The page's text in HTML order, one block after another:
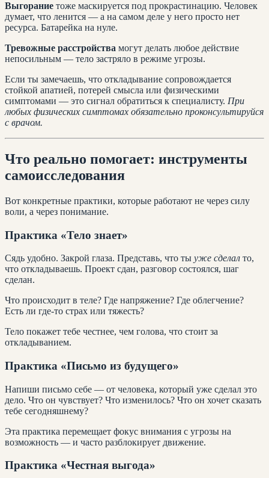
Выгорание тоже маскируется под прокрастинацию. Человек
думает, что ленится — а на самом деле у него просто нет
ресурса. Батарейка на нуле.
Тревожные расстройства могут делать любое действие
непосильным — тело застряло в режиме угрозы.
Если ты замечаешь, что откладывание сопровождается
стойкой апатией, потерей смысла или физическими
симптомами — это сигнал обратиться к специалисту. При
любых физических симптомах обязательно проконсультируйся
с врачом.
Что реально помогает: инструменты
самоисследования
Вот конкретные практики, которые работают не через силу
воли, а через понимание.
Практика «Тело знает»
Сядь удобно. Закрой глаза. Представь, что ты уже сделал то,
что откладываешь. Проект сдан, разговор состоялся, шаг
сделан.
Что происходит в теле? Где напряжение? Где облегчение?
Есть ли где-то страх или тяжесть?
Тело покажет тебе честнее, чем голова, что стоит за
откладыванием.
Практика «Письмо из будущего»
Напиши письмо себе — от человека, который уже сделал это
дело. Что он чувствует? Что изменилось? Что он хочет сказать
тебе сегодняшнему?
Эта практика перемещает фокус внимания с угрозы на
возможность — и часто разблокирует движение.
Практика «Честная выгода»